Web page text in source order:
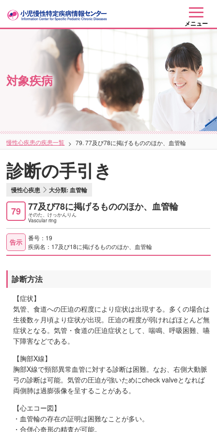
メニュー
対象疾病
慢性心疾患の疾患一覧 79. 77及び78に掲げるもののほか、血管輪
診断の手引き
慢性心疾患 大分類: 血管輪
79 77及び78に掲げるもののほか、血管輪
そのた、けっかんりん
Vascular ring
告示
番号：19
疾病名：17及び18に掲げるもののほか、血管輪
診断方法
【症状】
気管、食道への圧迫の程度により症状は出現する。多くの場合は
生後数ヶ月頃より症状が出現。圧迫の程度が弱ければほとんど無
症状となる。気管・食道の圧迫症状として、喘鳴、呼吸困難、嚥
下障害などである。
【胸部X線】
胸部X線で頸部異常血管に対する診断は困難。なお、右側大動脈
弓の診断は可能。気管の圧迫が強いためにcheck valveとなれば
両側肺は過膨張像を呈することがある。
【心エコー図】
・血管輪の存在の証明は困難なことが多い。
・合併心奇形の精査が可能。